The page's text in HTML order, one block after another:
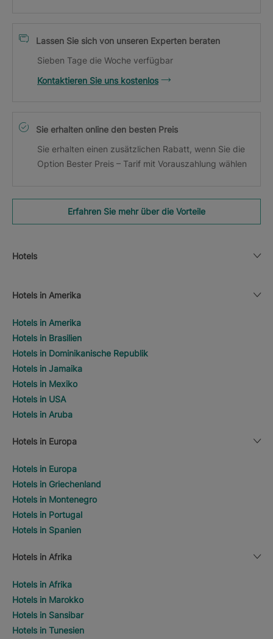
Lassen Sie sich von unseren Experten beraten
Sieben Tage die Woche verfügbar
Kontaktieren Sie uns kostenlos
Sie erhalten online den besten Preis
Sie erhalten einen zusätzlichen Rabatt, wenn Sie die
Option Bester Preis – Tarif mit Vorauszahlung wählen
Erfahren Sie mehr über die Vorteile
Hotels
Hotels in Amerika
Hotels in Amerika
Hotels in Brasilien
Hotels in Dominikanische Republik
Hotels in Jamaika
Hotels in Mexiko
Hotels in USA
Hotels in Aruba
Hotels in Europa
Hotels in Europa
Hotels in Griechenland
Hotels in Montenegro
Hotels in Portugal
Hotels in Spanien
Hotels in Afrika
Hotels in Afrika
Hotels in Marokko
Hotels in Sansibar
Hotels in Tunesien